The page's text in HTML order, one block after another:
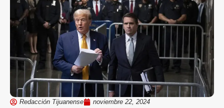
Redacción Tijuanense noviembre 22, 2024